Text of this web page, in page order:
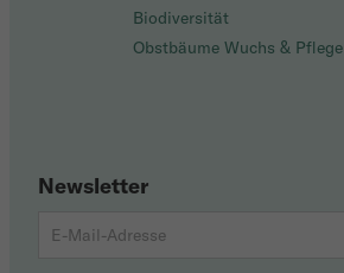
Biodiversität
Obstbäume Wuchs & Pflege
Newsletter